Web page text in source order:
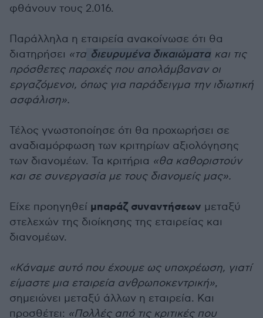
φθάνουν τους 2.016.
Παράλληλα η εταιρεία ανακοίνωσε ότι θα
διατηρήσει «τα διευρυμένα δικαιώματα και τις
πρόσθετες παροχές που απολάμβαναν οι
εργαζόμενοι, όπως για παράδειγμα την ιδιωτική
ασφάλιση».
Τέλος γνωστοποίησε ότι θα προχωρήσει σε
αναδιαμόρφωση των κριτηρίων αξιολόγησης
των διανομέων. Τα κριτήρια «θα καθοριστούν
και σε συνεργασία με τους διανομείς μας».
Είχε προηγηθεί μπαράζ συναντήσεων μεταξύ
στελεχών της διοίκησης της εταιρείας και
διανομέων.
«Κάναμε αυτό που έχουμε ως υποχρέωση, γιατί
είμαστε μια εταιρεία ανθρωποκεντρική»,
σημειώνει μεταξύ άλλων η εταιρεία. Και
προσθέτει: «Πολλές από τις κριτικές που